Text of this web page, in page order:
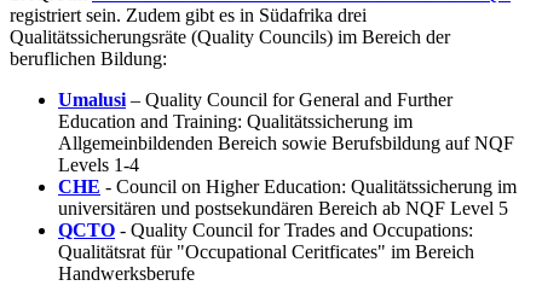
registriert sein. Zudem gibt es in Südafrika drei
Qualitätssicherungsräte (Quality Councils) im Bereich der
beruflichen Bildung:
Umalusi – Quality Council for General and Further
Education and Training: Qualitätssicherung im
Allgemeinbildenden Bereich sowie Berufsbildung auf NQF
Levels 1-4
CHE - Council on Higher Education: Qualitätssicherung im
universitären und postsekundären Bereich ab NQF Level 5
QCTO - Quality Council for Trades and Occupations:
Qualitätsrat für "Occupational Ceritficates" im Bereich
Handwerksberufe